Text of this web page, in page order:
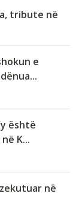
tribute në
e
është
K...
në